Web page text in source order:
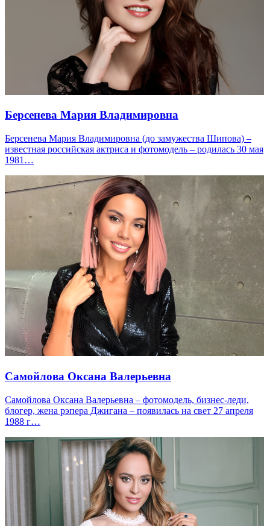
Берсенева Мария Владимировна
Берсенева Мария Владимировна (до замужества Шипова) –
известная российская актриса и фотомодель – родилась 30 мая
1981…
Самойлова Оксана Валерьевна
Самойлова Оксана Валерьевна – фотомодель, бизнес-леди,
блогер, жена рэпера Джигана – появилась на свет 27 апреля
1988 г…